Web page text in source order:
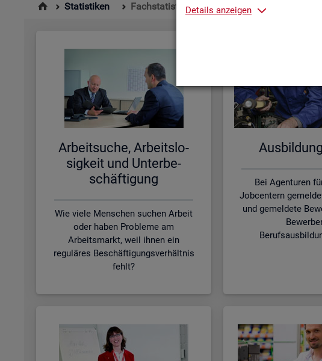
Details anzeigen
Statistiken Fachstatistiken
Ar­beit­su­che, Ar­beits­lo­
sig­keit und Un­ter­be­
schäf­ti­gung
Wie viele Menschen suchen Arbeit
oder haben Probleme am
Arbeitsmarkt, weil ihnen ein
reguläres Beschäftigungsverhältnis
fehlt?
Bei Agenturen
Jobcentern
und gemeldete